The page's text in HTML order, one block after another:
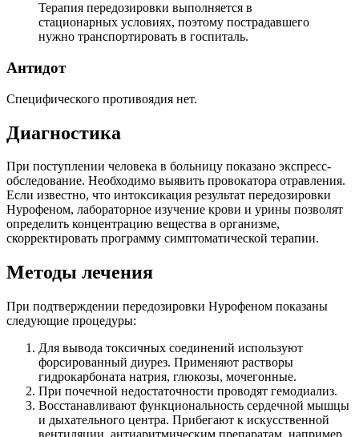
Терапия передозировки выполняется в
стационарных условиях, поэтому пострадавшего
нужно транспортировать в госпиталь.
Антидот
Специфического противоядия нет.
Диагностика
При поступлении человека в больницу показано экспресс-
обследование. Необходимо выявить провокатора отравления.
Если известно, что интоксикация результат передозировки
Нурофеном, лабораторное изучение крови и урины позволят
определить концентрацию вещества в организме,
скорректировать программу симптоматической терапии.
Методы лечения
При подтверждении передозировки Нурофеном показаны
следующие процедуры:
Для вывода токсичных соединений используют
форсированный диурез. Применяют растворы
гидрокарбоната натрия, глюкозы, мочегонные.
При почечной недостаточности проводят гемодиализ.
Восстанавливают функциональность сердечной мышцы
и дыхательного центра. Прибегают к искусственной